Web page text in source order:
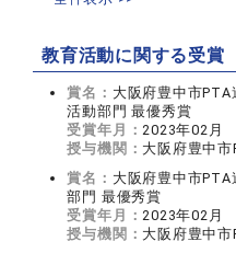
教育活動に関する受賞
賞名： 大阪府豊中市
活動部門 最優秀賞
受賞年月： 2023年02月
授与機関： 大阪府豊中
賞名： 大阪府豊中市
部門 最優秀賞
受賞年月： 2023年02月
授与機関： 大阪府豊中